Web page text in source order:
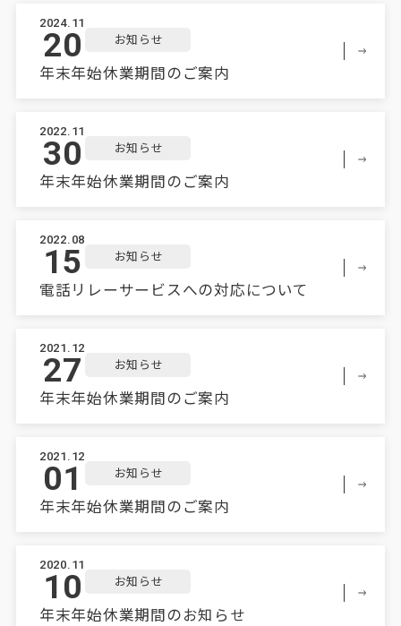
2024.11
20 お知らせ
年末年始休業期間のご案内
2022.11
30 お知らせ
年末年始休業期間のご案内
2022.08
15 お知らせ
電話リレーサービスへの対応について
2021.12
27 お知らせ
年末年始休業期間のご案内
2021.12
01 お知らせ
年末年始休業期間のご案内
2020.11
10 お知らせ
年末年始休業期間のお知らせ